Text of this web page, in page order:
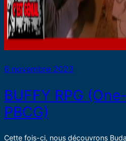
6 novembre 2023
BUFFY RPG
PBCG)
Cette fois-ci, nous découvrons